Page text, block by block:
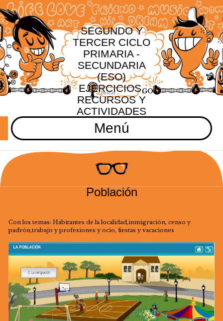
SEGUNDO Y
TERCER CICLO
PRIMARIA -
SECUNDARIA
(ESO)
EJERCICIOS,
RECURSOS Y
ACTIVIDADES
Menú
Población
Con los temas: Habitantes de la localidad,inmigración, censo y
padrón,trabajo y profesiones y ocio, fiestas y vacaciones